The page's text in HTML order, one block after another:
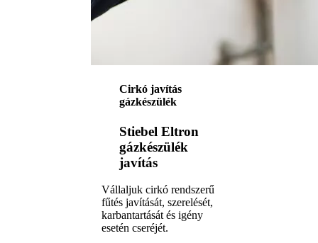
Cirkó javítás
gázkészülék
Stiebel Eltron
gázkészülék
javítás
Vállaljuk cirkó rendszerű
fűtés javítását, szerelését,
karbantartását és igény
esetén cseréjét.